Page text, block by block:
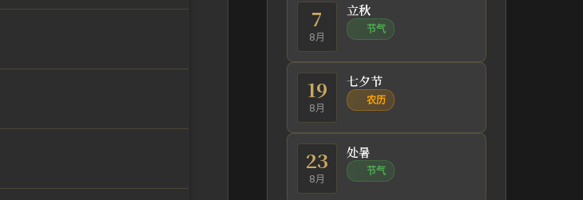
7
8月
立秋
节气
19
8月
七夕节
农历
23
8月
处暑
节气